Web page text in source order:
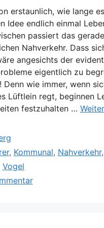
erstaunlich, wie lange
Idee endlich einmal
passiert das
Nahverkehr. Dass
angesichts der
eigentlich zu
Denn wie immer, wenn
Lüftlein regt, beginnen
festzuhalten …
, Kommunal, Nahverkehr,
Vogel